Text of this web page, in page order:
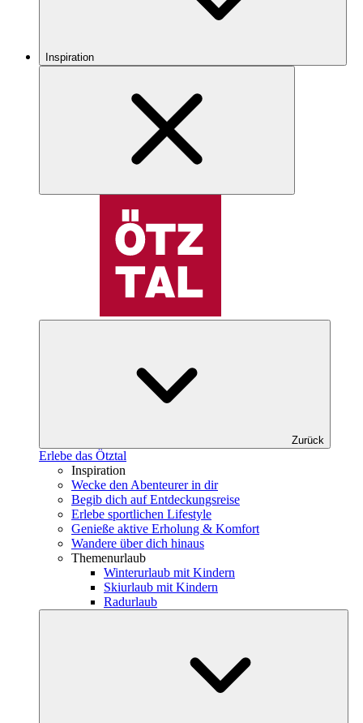
Inspiration
Zurück
Erlebe das Ötztal
Inspiration
Wecke den Abenteurer in dir
Begib dich auf Entdeckungsreise
Erlebe sportlichen Lifestyle
Genieße aktive Erholung & Komfort
Wandere über dich hinaus
Themenurlaub
Winterurlaub mit Kindern
Skiurlaub mit Kindern
Radurlaub